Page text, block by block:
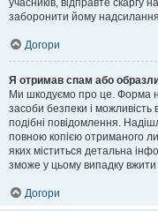
учасників, відправте
заборонити йому
Догори
Я отримав спам або
Ми шкодуємо про це. Форма
засоби безпеки і можливість
подібні повідомлення.
повною копією отриманого
яких міститься детальна
зможе у цьому випадку вжити
Догори